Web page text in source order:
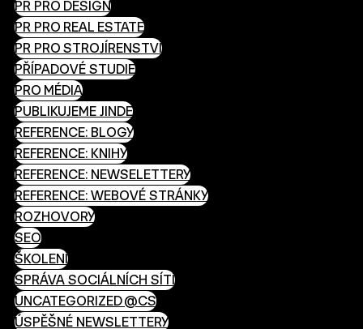
PR PRO DESIGN
PR PRO REAL ESTATE
PR PRO STROJÍRENSTVÍ
PŘÍPADOVÉ STUDIE
PRO MÉDIA
PUBLIKUJEME JINDE
REFERENCE: BLOGY
REFERENCE: KNIHY
REFERENCE: NEWSELETTERY
REFERENCE: WEBOVÉ STRÁNKY
ROZHOVORY
SEO
ŠKOLENÍ
SPRÁVA SOCIÁLNÍCH SÍTÍ
UNCATEGORIZED @CS
ÚSPĚŠNÉ NEWSLETTERY